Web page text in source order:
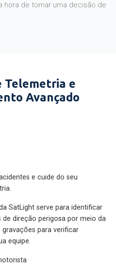
hora de tomar uma decisão de
Telemetria e
Avançado
e cuide do seu
SatLight serve para identificar
direção perigosa por meio da
gravações para verificar
equipe.